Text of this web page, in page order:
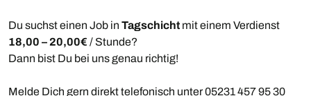
Du suchst einen Job in Tagschicht mit einem Verdienst
18,00 – 20,00€ / Stunde?
Dann bist Du bei uns genau richtig!
Melde Dich gern direkt telefonisch unter 05231 457 95 30